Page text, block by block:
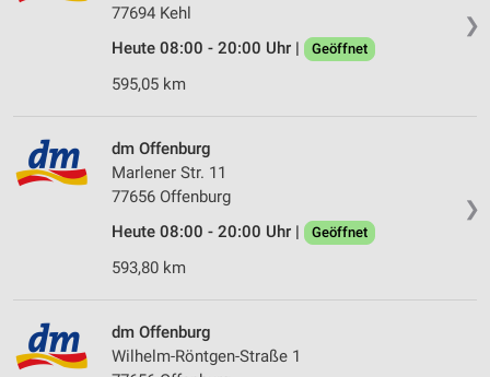
❯
77694 Kehl
Heute 08:00 - 20:00 Uhr |
Geöffnet
595,05 km
❯
dm Offenburg
Marlener Str. 11
77656 Offenburg
Heute 08:00 - 20:00 Uhr |
Geöffnet
593,80 km
dm Offenburg
Wilhelm-Röntgen-Straße 1